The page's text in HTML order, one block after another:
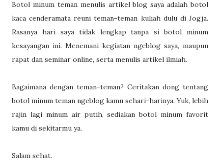
Botol minum teman menulis artikel blog saya adalah botol
kaca cenderamata reuni teman-teman kuliah dulu di Jogja.
Rasanya hari saya tidak lengkap tanpa si botol minum
kesayangan ini. Menemani kegiatan ngeblog saya, maupun
rapat dan seminar online, serta menulis artikel ilmiah.
Bagaimana dengan teman-teman? Ceritakan dong tentang
botol minum teman ngeblog kamu sehari-harinya. Yuk, lebih
rajin lagi minum air putih, sediakan botol minum favorit
kamu di sekitarmu ya.
Salam sehat.